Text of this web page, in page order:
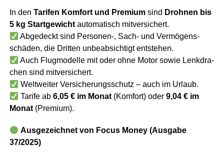
In den Tari­fen Kom­fort und Pre­mi­umsind Droh­nen bis
5 kg Start­ge­wichtauto­ma­tisch mit­ver­si­chert.
Abge­deckt sind Personen‑, Sach- und Ver­mö­gens­
schä­den, die Drit­ten unbe­ab­sich­tigt ent­ste­hen.
Auch Flug­mo­del­le mit oder ohne Motor sowie Lenk­dra­
chen sind mit­ver­si­chert.
Welt­wei­ter Ver­si­che­rungs­schutz – auch im Urlaub.
Tari­fe ab 6,05 € im Monat(Kom­fort) oder 9,04 € im
Monat(Pre­mi­um).
Aus­ge­zeich­net von Focus Money (Aus­ga­be
37/2025)